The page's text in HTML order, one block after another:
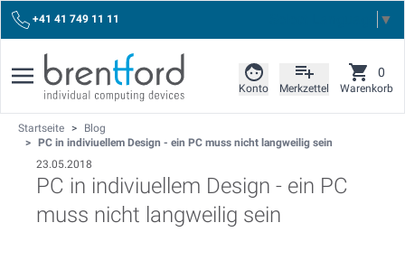
+41 41 749 11 11 ▼
Konto Merkzettel Warenkorb
0
Startseite >
Blog
>
PC in indiviuellem Design - ein PC muss nicht langweilig sein
23.05.2018
PC in indiviuellem Design - ein PC
muss nicht langweilig sein